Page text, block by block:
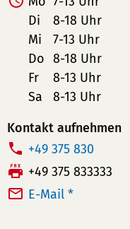
Di
8-18 Uhr
Mi
7-13 Uhr
Do 8-18 Uhr
Fr
8-13 Uhr
Sa
8-13 Uhr
Kontakt aufnehmen
T
e
l
+49 375 830
F
a
+49 375 833333
E-Mail *